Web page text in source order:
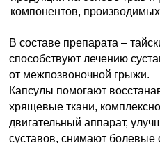
компонентов,
В составе препарата –
способствуют лечению
от межпозвоночной грыжи.
Капсулы помогают
хрящевые ткани,
двигательный аппарат,
суставов, снимают